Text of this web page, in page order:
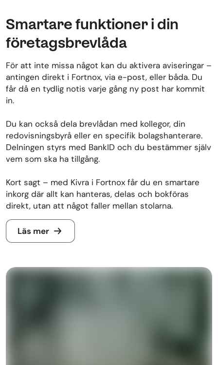
Smartare funktioner i din
företagsbrevlåda
För att inte missa något kan du aktivera aviseringar –
antingen direkt i Fortnox, via e-post, eller båda. Du
får då en tydlig notis varje gång ny post har kommit
in.
Du kan också dela brevlådan med kollegor, din
redovisningsbyrå eller en specifik bolagshanterare.
Delningen styrs med BankID och du bestämmer själv
vem som ska ha tillgång.
Kort sagt – med Kivra i Fortnox får du en smartare
inkorg där allt kan hanteras, delas och bokföras
direkt, utan att något faller mellan stolarna.
Läs mer